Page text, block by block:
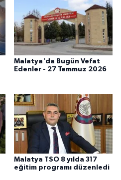
Malatya'da Bugün Vefat
Edenler - 27 Temmuz 2026
Malatya TSO 8 yılda 317
eğitim programı düzenledi